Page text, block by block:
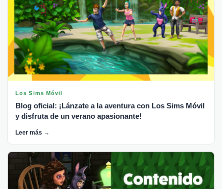
Los Sims Móvil
Blog oficial: ¡Lánzate a la aventura con Los Sims Móvil
y disfruta de un verano apasionante!
Leer más →